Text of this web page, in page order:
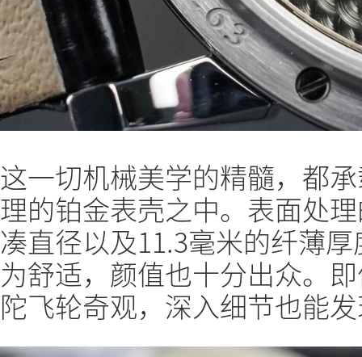
这一切机械美学的精髓，都
理的铂金表壳之中。表面处
凑直径以及11.3毫米的纤薄
为舒适，颜值也十分出众。
陀飞轮奇观，深入细节也能